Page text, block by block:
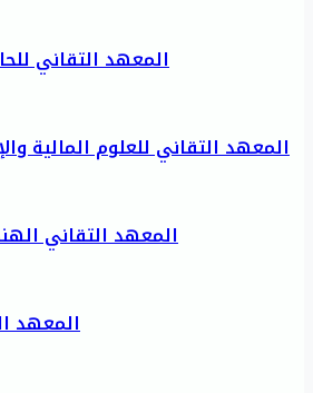
المعهد التقاني
المعهد التقاني للعلوم المالية
المعهد التقاني
المعهد